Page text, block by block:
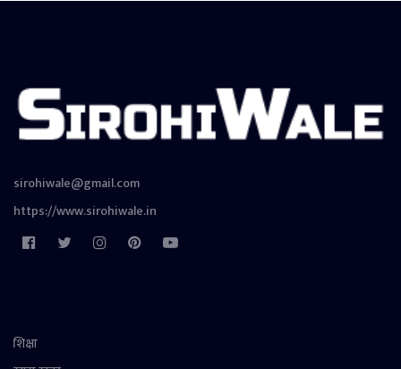
sirohiwale@gmail.com
https://www.sirohiwale.in
शिक्षा